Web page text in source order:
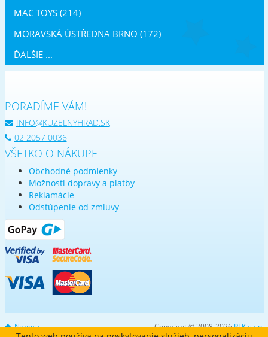
MAC TOYS (214)
MORAVSKÁ ÚSTŘEDNA BRNO (172)
ĎALŠIE ...
PORADÍME VÁM!
INFO@KUZELNYHRAD.SK
02 2057 0036
VŠETKO O NÁKUPE
Obchodné podmienky
Možnosti dopravy a platby
Reklamácie
Odstúpenie od zmluvy
Nahoru Copyright © 2008-2026PLK s.r.o.